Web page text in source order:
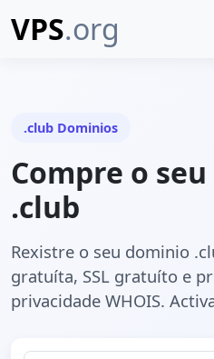
VPS.org
.club Dominios
Compre o
.club
Rexistre o seu dominio
gratuíta, SSL gratuíto e
privacidade WHOIS.